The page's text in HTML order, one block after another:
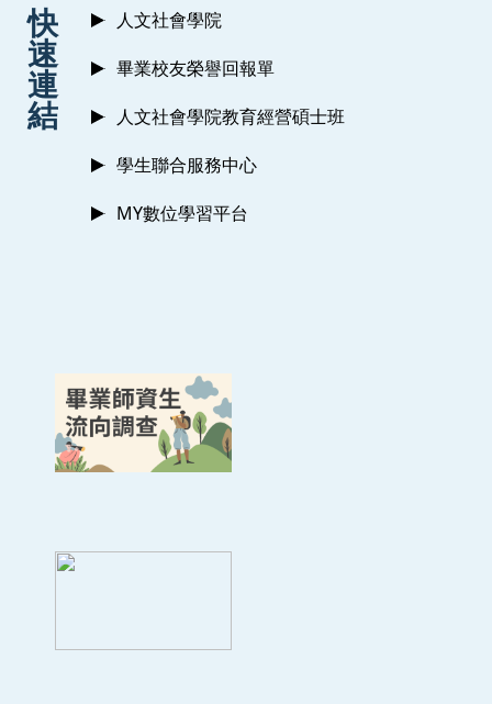
快
速
連
結
人文社會學院
畢業校友榮譽回報單
人文社會學院教育經營碩士班
學生聯合服務中心
MY數位學習平台